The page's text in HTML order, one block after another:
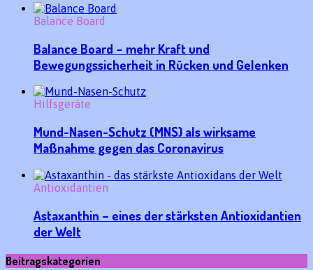
Balance Board
Balance Board – mehr Kraft und
Bewegungssicherheit in Rücken und Gelenken
Hilfsgeräte
Mund-Nasen-Schutz (MNS) als wirksame
Maßnahme gegen das Coronavirus
Antioxidantien
Astaxanthin – eines der stärksten Antioxidantien
der Welt
Beitragskategorien